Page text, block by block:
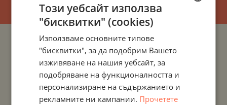
ПРОЕКТИ И ИМОТИ ПО НАСЕЛЕНИ МЕСТА
ПРОЕКТИ И ИМОТИ ПО ТИП ИМОТ
GERMAN
FRENCH
Този уебсайт използва
"бисквитки" (cookies)
Използваме основните типове
"бисквитки", за да подобрим Вашето
изживяване на нашия уебсайт, за
подобряване на функционалността и
персонализиране на съдържанието и
рекламните ни кампании. Прочетете